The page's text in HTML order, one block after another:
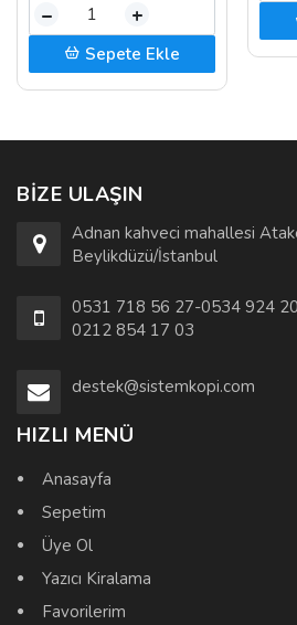
– +
Sepete Ekle
BIZE ULAŞIN
Adnan kahveci mahallesi
Beylikdüzü/İstanbul
0531 718 56 27-0534 924
0212 854 17 03
destek@sistemkopi.com
HIZLI MENÜ
Anasayfa
Sepetim
Üye Ol
Yazıcı Kiralama
Favorilerim